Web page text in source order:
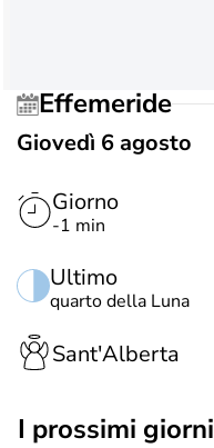
Effemeride
Giovedì 6 agosto
Giorno
-1 min
Ultimo
quarto della Luna
Sant'Alberta
i prossimi giorni